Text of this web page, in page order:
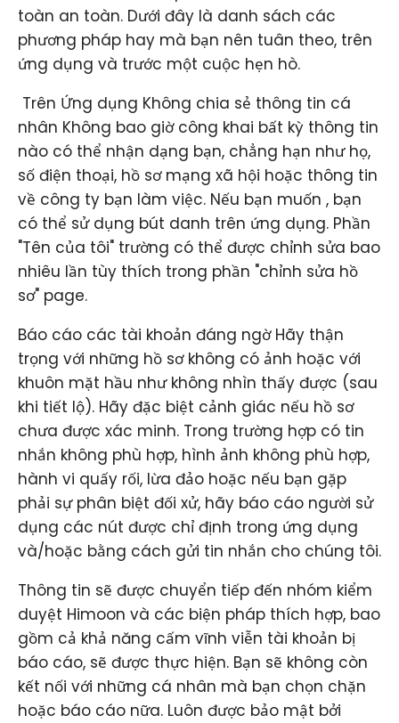
toàn an toàn. Dưới đây là danh sách các
phương pháp hay mà bạn nên tuân theo, trên
ứng dụng và trước một cuộc hẹn hò.
​ Trên Ứng dụng Không chia sẻ thông tin cá
nhân Không bao giờ công khai bất kỳ thông tin
nào có thể nhận dạng bạn, chẳng hạn như họ,
số điện thoại, hồ sơ mạng xã hội hoặc thông tin
về công ty bạn làm việc. Nếu bạn muốn , bạn
có thể sử dụng bút danh trên ứng dụng. Phần
"Tên của tôi" trường có thể được chỉnh sửa bao
nhiêu lần tùy thích trong phần "chỉnh sửa hồ
sơ" page.
Báo cáo các tài khoản đáng ngờ Hãy thận
trọng với những hồ sơ không có ảnh hoặc với
khuôn mặt hầu như không nhìn thấy được (sau
khi tiết lộ). Hãy đặc biệt cảnh giác nếu hồ sơ
chưa được xác minh. Trong trường hợp có tin
nhắn không phù hợp, hình ảnh không phù hợp,
hành vi quấy rối, lừa đảo hoặc nếu bạn gặp
phải sự phân biệt đối xử, hãy báo cáo người sử
dụng các nút được chỉ định trong ứng dụng
và/hoặc bằng cách gửi tin nhắn cho chúng tôi.
Thông tin sẽ được chuyển tiếp đến nhóm kiểm
duyệt Himoon và các biện pháp thích hợp, bao
gồm cả khả năng cấm vĩnh viễn tài khoản bị
báo cáo, sẽ được thực hiện. Bạn sẽ không còn
kết nối với những cá nhân mà bạn chọn chặn
hoặc báo cáo nữa. Luôn được bảo mật bởi